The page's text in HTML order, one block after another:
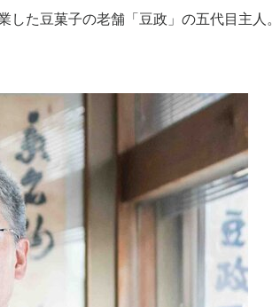
た豆菓子の老舗「豆政」の五代目主人。